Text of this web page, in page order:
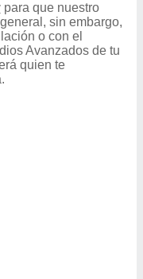
para que nuestro
sin embargo,
o con el
Avanzados de tu
quien te